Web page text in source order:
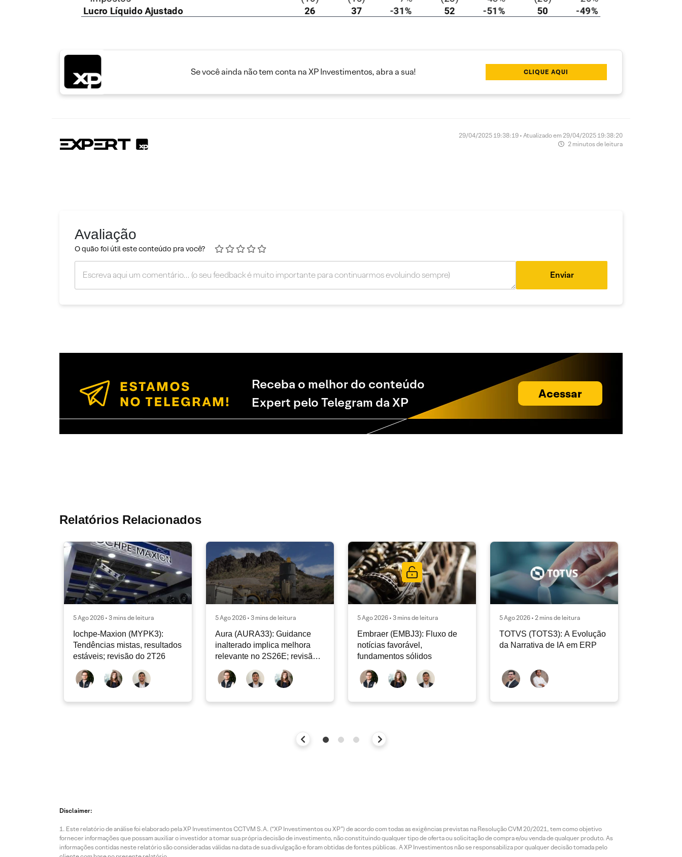
Se você ainda não tem conta na XP Investimentos, abra a sua! CLIQUE AQUI
29/04/2025 19:38:19 • Atualizado em 29/04/2025 19:38:20
2 minutos de leitura
Avaliação
O quão foi útil este conteúdo pra você?
Enviar
Receba o melhor do conteúdo
Expert pelo Telegram da XP
Acessar
Relatórios Relacionados
5 Ago 2026 • 3 mins de leitura
Iochpe-Maxion (MYPK3):
Tendências mistas, resultados
estáveis; revisão do 2T26
5 Ago 2026 • 3 mins de leitura
Aura (AURA33): Guidance
inalterado implica melhora
relevante no 2S26E; revisão
do 2T26
5 Ago 2026 • 3 mins de leitura
Embraer (EMBJ3): Fluxo de
notícias favorável,
fundamentos sólidos
5 Ago 2026 • 2 mins de leitura
TOTVS (TOTS3): A Evolução
da Narrativa de IA em ERP
Disclaimer:
Este relatório de análise foi elaborado pela XP Investimentos CCTVM S.A. (“XP Investimentos ou XP”) de acordo com todas as exigências previstas na Resolução CVM 20/2021, tem como objetivo
fornecer informações que possam auxiliar o investidor a tomar sua própria decisão de investimento, não constituindo qualquer tipo de oferta ou solicitação de compra e/ou venda de qualquer produto. As
informações contidas neste relatório são consideradas válidas na data de sua divulgação e foram obtidas de fontes públicas. A XP Investimentos não se responsabiliza por qualquer decisão tomada pelo